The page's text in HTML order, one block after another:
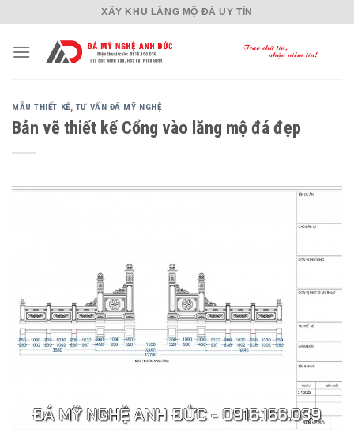
content
XÂY KHU LĂNG MỘ ĐÁ UY TÍN
MẪU THIẾT KẾ, TƯ VẤN ĐÁ MỸ NGHỆ
Bản vẽ thiết kế Cổng vào lăng mộ đá đẹp